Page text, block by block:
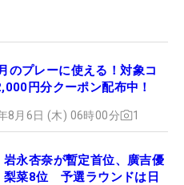
のプレーに使える！対象コ
円分クーポン配布中！
8月6日 (木) 06時00分 1
岩永杏奈が暫定首位、廣吉優
梨菜8位 予選ラウンドは日